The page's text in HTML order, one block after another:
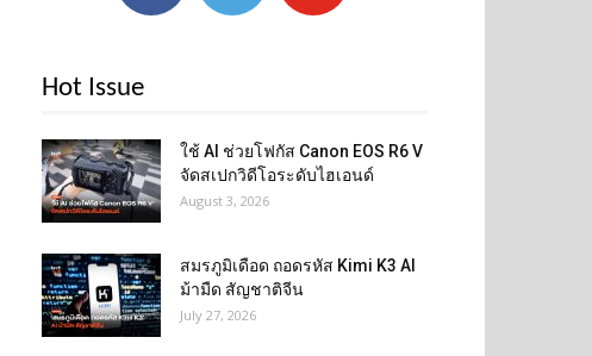
Hot Issue
ใช้ AI ช่วยโฟกัส Canon EOS R6 V
จัดสเปกวิดีโอระดับไฮเอนด์
August 3, 2026
สมรภูมิเดือด ถอดรหัส Kimi K3 AI
ม้ามืด สัญชาติจีน
July 27, 2026